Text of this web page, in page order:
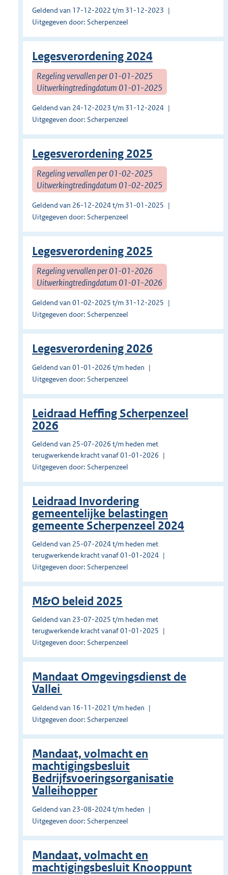
Geldend van 17-12-2022 t/m 31-12-2023
Uitgegeven door: Scherpenzeel
Legesverordening 2024
Regeling vervallen per 01-01-2025
Uitwerkingtredingdatum 01-01-2025
Geldend van 24-12-2023 t/m 31-12-2024
Uitgegeven door: Scherpenzeel
Legesverordening 2025
Regeling vervallen per 01-02-2025
Uitwerkingtredingdatum 01-02-2025
Geldend van 26-12-2024 t/m 31-01-2025
Uitgegeven door: Scherpenzeel
Legesverordening 2025
Regeling vervallen per 01-01-2026
Uitwerkingtredingdatum 01-01-2026
Geldend van 01-02-2025 t/m 31-12-2025
Uitgegeven door: Scherpenzeel
Legesverordening 2026
Geldend van 01-01-2026 t/m heden
Uitgegeven door: Scherpenzeel
Leidraad Heffing Scherpenzeel
2026
Geldend van 25-07-2026 t/m heden met
terugwerkende kracht vanaf 01-01-2026
Uitgegeven door: Scherpenzeel
Leidraad Invordering
gemeentelijke belastingen
gemeente Scherpenzeel 2024
Geldend van 25-07-2024 t/m heden met
terugwerkende kracht vanaf 01-01-2024
Uitgegeven door: Scherpenzeel
M&O beleid 2025
Geldend van 23-07-2025 t/m heden met
terugwerkende kracht vanaf 01-01-2025
Uitgegeven door: Scherpenzeel
Mandaat Omgevingsdienst de
Vallei
Geldend van 16-11-2021 t/m heden
Uitgegeven door: Scherpenzeel
Mandaat, volmacht en
machtigingsbesluit
Bedrijfsvoeringsorganisatie
Valleihopper
Geldend van 23-08-2024 t/m heden
Uitgegeven door: Scherpenzeel
Mandaat, volmacht en
machtigingsbesluit Knooppunt